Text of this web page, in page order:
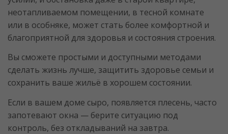
неотапливаемом помещении, в тесной комнате
или в особняке, может стать более комфортной и
благоприятной для здоровья и состояния строения.
Вы сможете простыми и доступными методами
сделать жизнь лучше, защитить здоровье семьи и
сохранить ваше жильё в хорошем состоянии.
Если в вашем доме сыро, появляется плесень, часто
запотевают окна — берите ситуацию под
контроль, без откладываний на завтра.